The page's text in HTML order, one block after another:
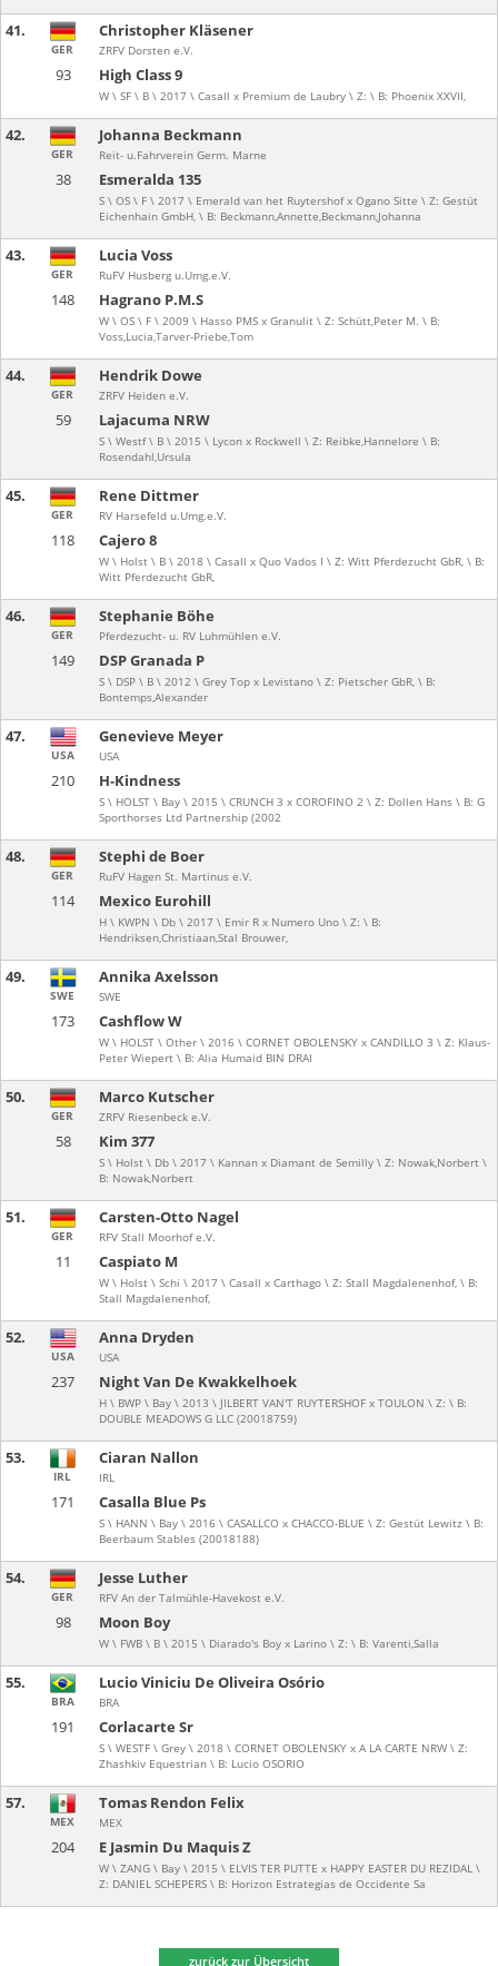
41.
93 High Class 9
W \ SF \ B \ 2017 \ Casall x Premium de Laubry \ Z: \ B: Phoenix XXVII,
GER
Christopher Kläsener
ZRFV Dorsten e.V.
42.
38 Esmeralda 135
S \ OS \ F \ 2017 \ Emerald van het Ruytershof x Ogano Sitte \ Z: Gestüt
Eichenhain GmbH, \ B: Beckmann,Annette,Beckmann,Johanna
GER
Johanna Beckmann
Reit- u.Fahrverein Germ. Marne
43.
148 Hagrano P.M.S
W \ OS \ F \ 2009 \ Hasso PMS x Granulit \ Z: Schütt,Peter M. \ B:
Voss,Lucia,Tarver-Priebe,Tom
GER
Lucia Voss
RuFV Husberg u.Umg.e.V.
44.
59 Lajacuma NRW
S \ Westf \ B \ 2015 \ Lycon x Rockwell \ Z: Reibke,Hannelore \ B:
Rosendahl,Ursula
GER
Hendrik Dowe
ZRFV Heiden e.V.
45.
118 Cajero 8
W \ Holst \ B \ 2018 \ Casall x Quo Vados I \ Z: Witt Pferdezucht GbR, \ B:
Witt Pferdezucht GbR,
GER
Rene Dittmer
RV Harsefeld u.Umg.e.V.
46.
149 DSP Granada P
S \ DSP \ B \ 2012 \ Grey Top x Levistano \ Z: Pietscher GbR, \ B:
Bontemps,Alexander
GER
Stephanie Böhe
Pferdezucht- u. RV Luhmühlen e.V.
47.
210 H-Kindness
S \ HOLST \ Bay \ 2015 \ CRUNCH 3 x COROFINO 2 \ Z: Dollen Hans \ B: G
Sporthorses Ltd Partnership (2002
USA
Genevieve Meyer
USA
48.
114 Mexico Eurohill
H \ KWPN \ Db \ 2017 \ Emir R x Numero Uno \ Z: \ B:
Hendriksen,Christiaan,Stal Brouwer,
GER
Stephi de Boer
RuFV Hagen St. Martinus e.V.
49.
173 Cashflow W
W \ HOLST \ Other \ 2016 \ CORNET OBOLENSKY x CANDILLO 3 \ Z: Klaus-
Peter Wiepert \ B: Alia Humaid BIN DRAI
SWE
Annika Axelsson
SWE
50.
58 Kim 377
S \ Holst \ Db \ 2017 \ Kannan x Diamant de Semilly \ Z: Nowak,Norbert \
B: Nowak,Norbert
GER
Marco Kutscher
ZRFV Riesenbeck e.V.
51.
11 Caspiato M
W \ Holst \ Schi \ 2017 \ Casall x Carthago \ Z: Stall Magdalenenhof, \ B:
Stall Magdalenenhof,
GER
Carsten-Otto Nagel
RFV Stall Moorhof e.V.
52.
237 Night Van De Kwakkelhoek
H \ BWP \ Bay \ 2013 \ JILBERT VAN'T RUYTERSHOF x TOULON \ Z: \ B:
DOUBLE MEADOWS G LLC (20018759)
USA
Anna Dryden
USA
53.
171 Casalla Blue Ps
S \ HANN \ Bay \ 2016 \ CASALLCO x CHACCO-BLUE \ Z: Gestüt Lewitz \ B:
Beerbaum Stables (20018188)
IRL
Ciaran Nallon
IRL
54.
98 Moon Boy
W \ FWB \ B \ 2015 \ Diarado's Boy x Larino \ Z: \ B: Varenti,Salla
GER
Jesse Luther
RFV An der Talmühle-Havekost e.V.
55.
191 Corlacarte Sr
S \ WESTF \ Grey \ 2018 \ CORNET OBOLENSKY x A LA CARTE NRW \ Z:
Zhashkiv Equestrian \ B: Lucio OSORIO
BRA
Lucio Viniciu De Oliveira Osório
BRA
57.
204 E Jasmin Du Maquis Z
W \ ZANG \ Bay \ 2015 \ ELVIS TER PUTTE x HAPPY EASTER DU REZIDAL \
Z: DANIEL SCHEPERS \ B: Horizon Estrategias de Occidente Sa
MEX
Tomas Rendon Felix
MEX
zurück zur Übersicht